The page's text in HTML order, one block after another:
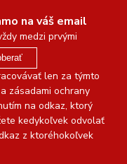
na váš email
medzi prvými
len za týmto
zásadami ochrany
na odkaz, ktorý
kedykoľvek odvolať
z ktoréhokoľvek